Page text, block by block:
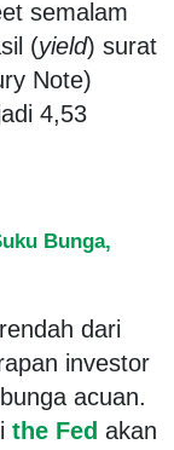
semalam
(yield) surat
Note)
4,53
Bunga,
dari
investor
acuan.
the Fed akan